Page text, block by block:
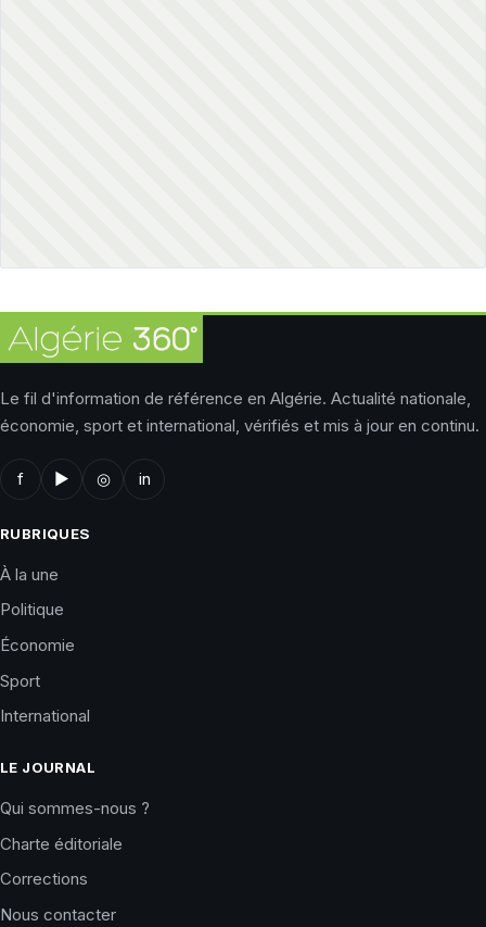
Le fil d'information de référence en Algérie. Actualité nationale,
économie, sport et international, vérifiés et mis à jour en continu.
f ▶ ◎ in
RUBRIQUES
À la une
Politique
Économie
Sport
International
LE JOURNAL
Qui sommes-nous ?
Charte éditoriale
Corrections
Nous contacter